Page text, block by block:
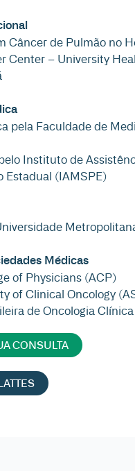
Câncer de Pulmão no
Center – University
pela Faculdade de
Instituto de
Estadual (IAMSPE)
Médicas
of Physicians (ACP)
of Clinical Oncology
de Oncologia
CONSULTA